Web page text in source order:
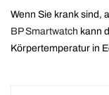
Wenn Sie krank sind,
BP Smartwatch kann
Körpertemperatur in